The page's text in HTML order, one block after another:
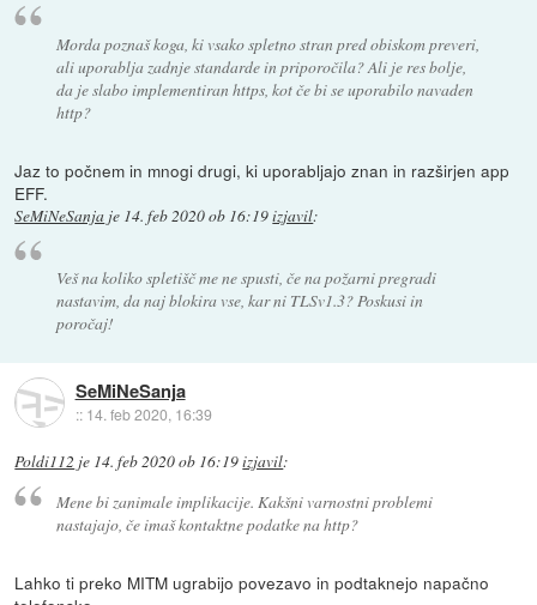
Morda poznaš koga, ki vsako spletno stran pred obiskom preveri,
ali uporablja zadnje standarde in priporočila? Ali je res bolje,
da je slabo implementiran https, kot če bi se uporabilo navaden
http?
Jaz to počnem in mnogi drugi, ki uporabljajo znan in razširjen app
EFF.
SeMiNeSanja je 14. feb 2020 ob 16:19izjavil:
Veš na koliko spletišč me ne spusti, če na požarni pregradi
nastavim, da naj blokira vse, kar ni TLSv1.3? Poskusi in
poročaj!
SeMiNeSanja
:: 14. feb 2020, 16:39
Poldi112 je 14. feb 2020 ob 16:19izjavil:
Mene bi zanimale implikacije. Kakšni varnostni problemi
nastajajo, če imaš kontaktne podatke na http?
Lahko ti preko MITM ugrabijo povezavo in podtaknejo napačno